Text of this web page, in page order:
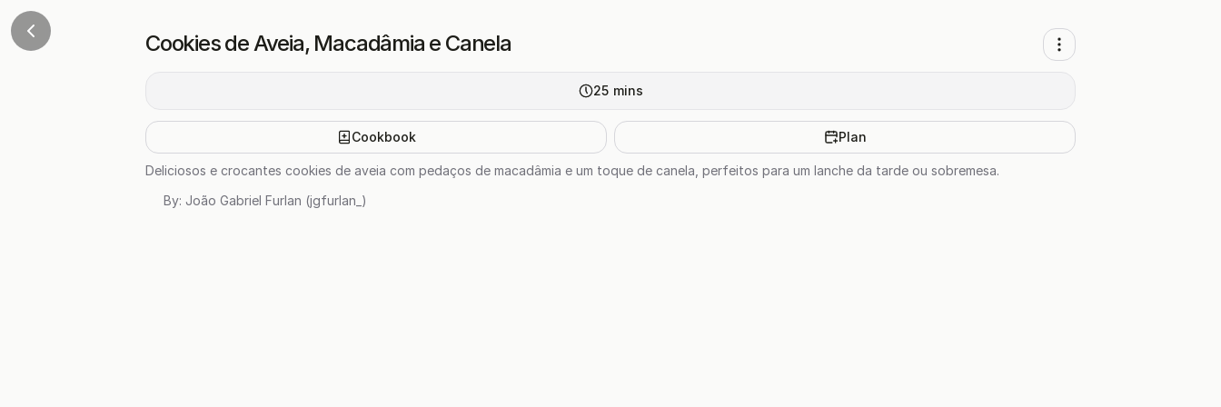
Cookies de Aveia, Macadâmia e Canela
25 mins
Cookbook Plan
Deliciosos e crocantes cookies de aveia com pedaços de macadâmia e um toque de canela, perfeitos para um lanche da tarde ou sobremesa.
By: João Gabriel Furlan (jgfurlan_)